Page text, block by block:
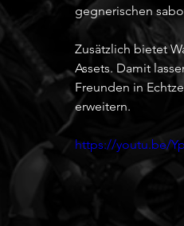
gegnerischen
Zusätzlich bietet
Assets. Damit
Freunden in
erweitern.
https://youtu.be/